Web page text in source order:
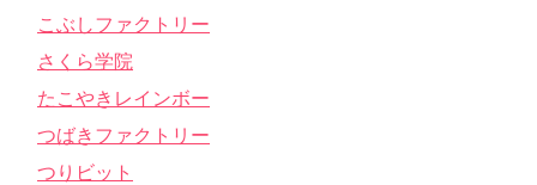
こぶしファクトリー
さくら学院
たこやきレインボー
つばきファクトリー
つりビット